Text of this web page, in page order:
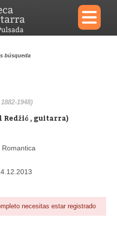
×
búsqueda
1948)
Redžić , guitarra)
Romantica
necesitas estar registrado